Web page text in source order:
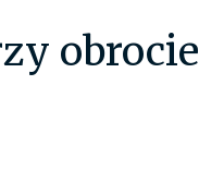
obrocie